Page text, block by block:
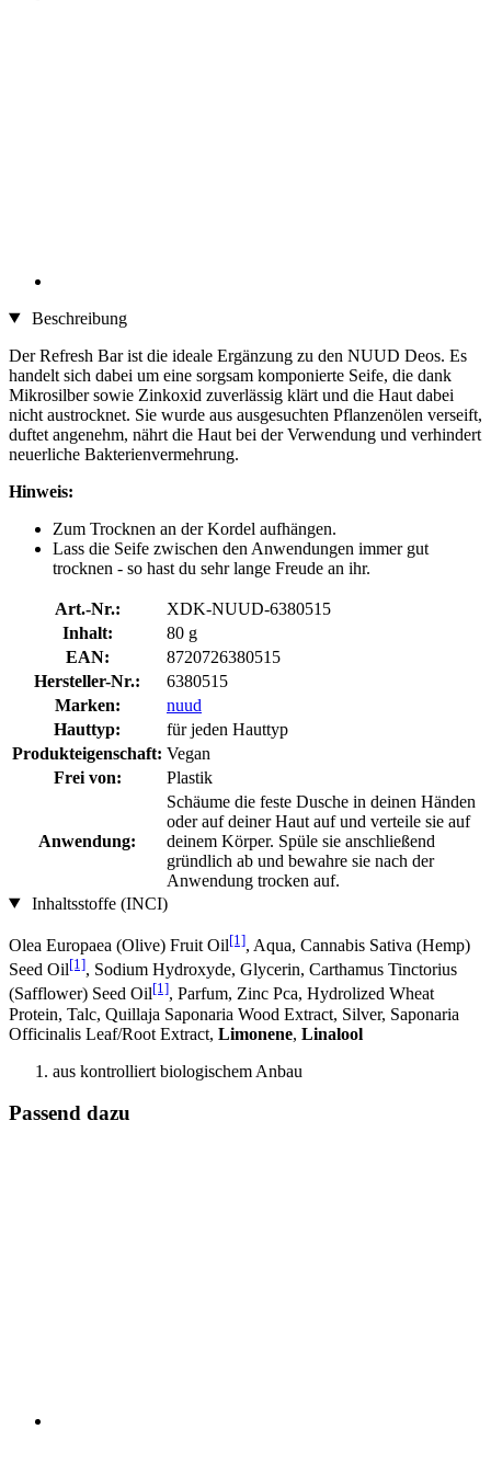
Beschreibung
Der Refresh Bar ist die ideale Ergänzung zu den NUUD Deos. Es
handelt sich dabei um eine sorgsam komponierte Seife, die dank
Mikrosilber sowie Zinkoxid zuverlässig klärt und die Haut dabei
nicht austrocknet. Sie wurde aus ausgesuchten Pflanzenölen verseift,
duftet angenehm, nährt die Haut bei der Verwendung und verhindert
neuerliche Bakterienvermehrung.
Hinweis:
Zum Trocknen an der Kordel aufhängen.
Lass die Seife zwischen den Anwendungen immer gut
trocknen - so hast du sehr lange Freude an ihr.
Art.-Nr.:
XDK-NUUD-6380515
Inhalt:
80 g
EAN:
8720726380515
Hersteller-Nr.:
6380515
Marken:
nuud
Hauttyp:
für jeden Hauttyp
Produkteigenschaft: Vegan
Frei von:
Plastik
Anwendung:
Schäume die feste Dusche in deinen Händen
oder auf deiner Haut auf und verteile sie auf
deinem Körper. Spüle sie anschließend
gründlich ab und bewahre sie nach der
Anwendung trocken auf.
Inhaltsstoffe (INCI)
Olea Europaea (Olive) Fruit Oil[1], Aqua, Cannabis Sativa (Hemp)
Seed Oil[1], Sodium Hydroxyde, Glycerin, Carthamus Tinctorius
(Safflower) Seed Oil[1], Parfum, Zinc Pca, Hydrolized Wheat
Protein, Talc, Quillaja Saponaria Wood Extract, Silver, Saponaria
Officinalis Leaf/Root Extract, Limonene, Linalool
aus kontrolliert biologischem Anbau
Passend dazu